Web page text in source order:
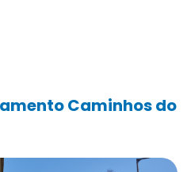
Caminhos do